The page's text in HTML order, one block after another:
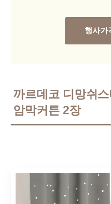
행사가
까르데코 디망쉬
암막커튼 2장